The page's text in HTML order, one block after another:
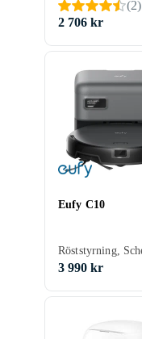
(2)
2 706 kr
Eufy C10
3 990 kr